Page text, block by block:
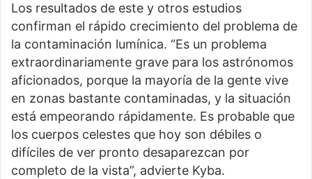
Los resultados de este y otros estudios
confirman el rápido crecimiento del problema de
la contaminación lumínica. “Es un problema
extraordinariamente grave para los astrónomos
aficionados, porque la mayoría de la gente vive
en zonas bastante contaminadas, y la situación
está empeorando rápidamente. Es probable que
los cuerpos celestes que hoy son débiles o
difíciles de ver pronto desaparezcan por
completo de la vista”, advierte Kyba.